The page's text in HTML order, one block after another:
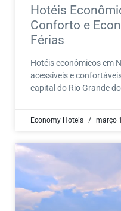
Hotéis
Conforto e
Férias
Hotéis econômicos em
acessíveis e
capital do Rio Grande
Economy Hoteis março